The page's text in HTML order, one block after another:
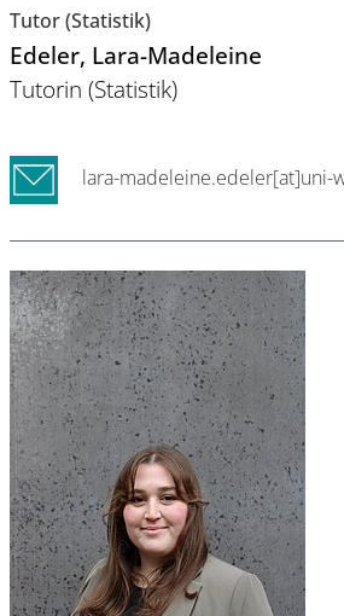
Tutor (Statistik)
Edeler, Lara-Madeleine
Tutorin (Statistik)
lara-madeleine.edeler[at]uni-